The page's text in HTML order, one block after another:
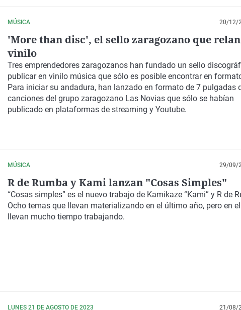
MÚSICA 20/12/
'More than disc', el sello zaragozano que
vinilo
Tres emprendedores zaragozanos han fundado un sello
publicar en vinilo música que sólo es posible encontrar en
Para iniciar su andadura, han lanzado en formato de 7 pulgadas
canciones del grupo zaragozano Las Novias que sólo se habían
publicado en plataformas de streaming y Youtube.
MÚSICA 29/09/
R de Rumba y Kami lanzan "Cosas Simples"
“Cosas simples” es el nuevo trabajo de Kamikaze “Kami” y R de
Ocho temas que llevan materializando en el último año, pero en
llevan mucho tiempo trabajando.
LUNES 21 DE AGOSTO DE 2023 21/08/